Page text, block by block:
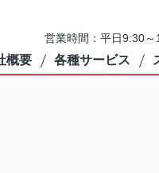
営業時間：平日9:30
概要 各種サービス